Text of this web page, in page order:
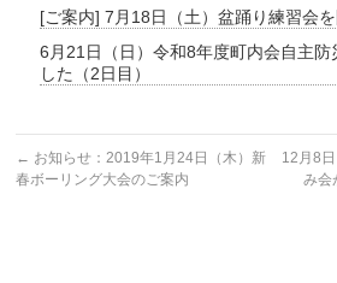
[ご案内] 7月18日（土）盆踊り練習会
6月21日（日）令和8年度町内会自主防
した（2日目）
← お知らせ：2019年1月24日（木）新
春ボーリング大会のご案内
12月8
み会